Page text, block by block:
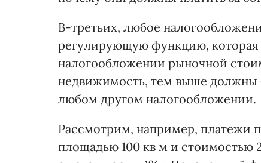
В-третьих, любое
регулирующую функцию, которая
налогообложении рыночной
недвижимость, тем выше должны
любом другом налогообложении.
Рассмотрим, например, платежи
площадью 100 кв м и стоимостью